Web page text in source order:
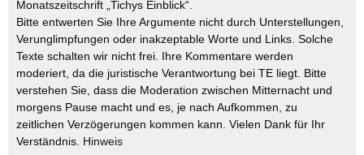
Monatszeitschrift „Tichys Einblick“.
Bitte entwerten Sie Ihre Argumente nicht durch Unterstellungen,
Verunglimpfungen oder inakzeptable Worte und Links. Solche
Texte schalten wir nicht frei. Ihre Kommentare werden
moderiert, da die juristische Verantwortung bei TE liegt. Bitte
verstehen Sie, dass die Moderation zwischen Mitternacht und
morgens Pause macht und es, je nach Aufkommen, zu
zeitlichen Verzögerungen kommen kann. Vielen Dank für Ihr
Verständnis. Hinweis